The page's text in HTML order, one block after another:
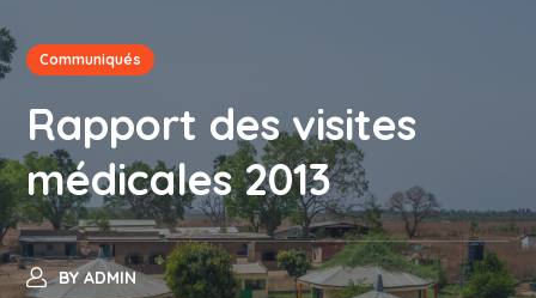
Communiqués
Rapport des visites
médicales 2013
BYADMIN